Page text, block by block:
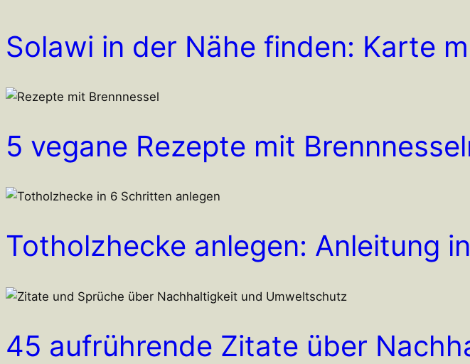
Solawi in der Nähe finden: Karte
5 vegane Rezepte mit
Totholzhecke anlegen: Anleitung
45 aufrührende Zitate über